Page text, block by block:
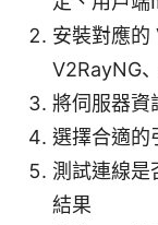
安裝對應的
V2RayNG
將伺服器資
選擇合適的
測試連線是
結果